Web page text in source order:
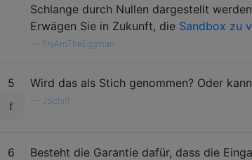
Schlange durch Nullen dargestellt
Erwägen Sie in Zukunft, die Sandbox zu
FryAmTheEggman
5 Wird das als Stich genommen? Oder
JSchiff
6
Besteht die Garantie dafür, dass die